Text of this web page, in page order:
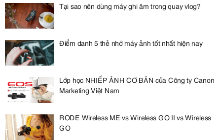
Tại sao nên dùng máy ghi âm trong quay vlog?
Điểm danh 5 thẻ nhớ máy ảnh tốt nhất hiện nay
Lớp học NHIẾP ẢNH CƠ BẢN của Công ty Canon
Marketing Việt Nam
RODE Wireless ME vs Wireless GO II vs Wireless
GO